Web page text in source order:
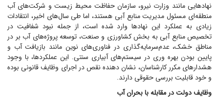
نهاد‌هایی مانند وزارت نیرو، سازمان حفاظت محیط زیست و شرکت‌های آب
منطقه‌ای مسئول مدیریت منابع آبی هستند، اما طی سال‌های اخیر، انتقادات
زیادی به عملکرد این نهاد‌ها وارد شده است، از جمله نبود شفافیت در
تخصیص منابع آبی به بخش کشاورزی و صنعت، توسعه پروژه‌های آب بر در
مناطق خشک، عدم‌سرمایه‌گذاری در فناوری‌های نوین مانند بازیافت آب و
پایین بودن بهره وری در سیستم‌های آبیاری سنتی. این عملکردها، با وجود
هشدار‌های مکرر کارشناسان، نشان دهنده نقص در اجرای وظایف قانونی بوده
و خود قابلیت بررسی حقوقی دارند.
وظایف دولت در مقابله با بحران آب